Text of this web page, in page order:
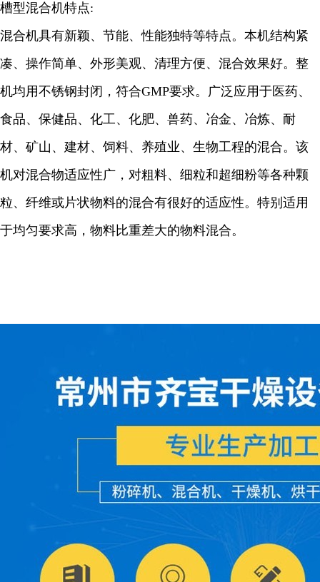
槽型混合机特点:
混合机具有新颖、节能、性能独特等特点。本机结构紧
凑、操作简单、外形美观、清理方便、混合效果好。整
机均用不锈钢封闭，符合GMP要求。广泛应用于医药、
食品、保健品、化工、化肥、兽药、冶金、冶炼、耐
材、矿山、建材、饲料、养殖业、生物工程的混合。该
机对混合物适应性广，对粗料、细粒和超细粉等各种颗
粒、纤维或片状物料的混合有很好的适应性。特别适用
于均匀要求高，物料比重差大的物料混合。